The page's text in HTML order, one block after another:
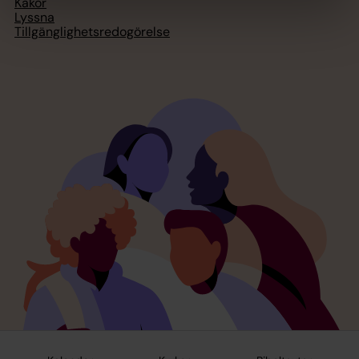
Lyssna
Tillgänglighetsredogörelse